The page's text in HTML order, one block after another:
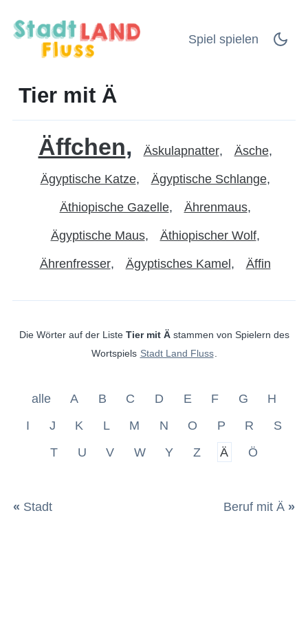
Spiel spielen
Tier mit Ä
Äffchen Äskulapnatter Äsche
Ägyptische Katze Ägyptische Schlange
Äthiopische Gazelle Ährenmaus
Ägyptische Maus Äthiopischer Wolf
Ährenfresser Ägyptisches Kamel Äffin
Die Wörter auf der Liste Tier mit Ästammen von Spielern des
Wortspiels Stadt Land Fluss
alle A B C D E F G
H
I
J K L M N O P R
S
T
U V W Y Z Ä Ö
« Stadt Beruf mit Ä »